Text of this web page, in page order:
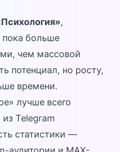
,
пока больше
чем массовой
потенциал, но росту,
времени.
лучше всего
Telegram
статистики —